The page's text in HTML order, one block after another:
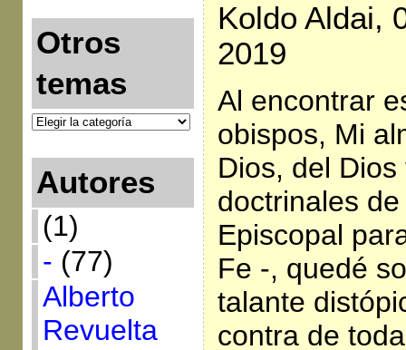
Otros
temas
Autores
(1)
- (77)
Alberto
Revuelta
Koldo Aldai,
2019
Al encontrar
obispos, Mi
Dios, del
doctrinales
Episcopal
Fe -, quedé
talante
contra de